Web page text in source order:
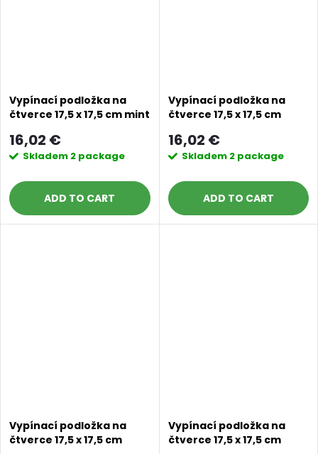
Vypínací podložka na
čtverce 17,5 x 17,5 cm mint
16,02 €
Skladem 2 package
ADD TO CART
Vypínací podložka na
čtverce 17,5 x 17,5 cm
16,02 €
Skladem 2 package
ADD TO CART
Vypínací podložka na
čtverce 17,5 x 17,5 cm
Vypínací podložka na
čtverce 17,5 x 17,5 cm